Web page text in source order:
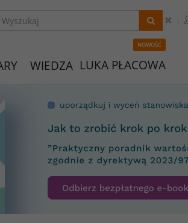
WIEDZA
NOWOŚĆ
LUKA PŁACOWA